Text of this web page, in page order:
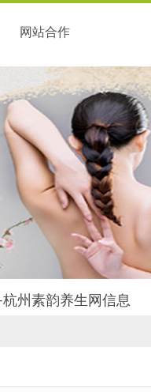
网站合作
州素韵养生网信息